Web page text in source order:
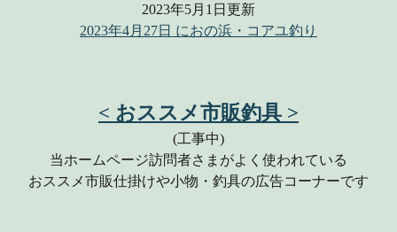
2023年5月1日更新
2023年4月27日 におの浜・コアユ釣り
< おススメ市販釣具 >
(工事中)
当ホームページ訪問者さまがよく使われている
おススメ市販仕掛けや小物・釣具の広告コーナーです